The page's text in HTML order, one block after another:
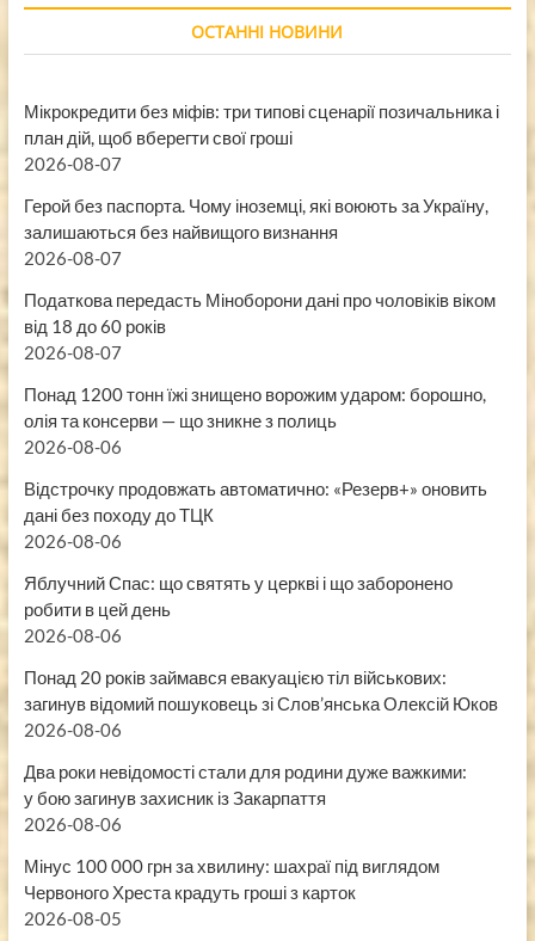
ОСТАННІ НОВИНИ
Мікрокредити без міфів: три типові сценарії позичальника і
план дій, щоб вберегти свої гроші
2026-08-07
Герой без паспорта. Чому іноземці, які воюють за Україну,
залишаються без найвищого визнання
2026-08-07
Податкова передасть Міноборони дані про чоловіків віком
від 18 до 60 років
2026-08-07
Понад 1200 тонн їжі знищено ворожим ударом: борошно,
олія та консерви — що зникне з полиць
2026-08-06
Відстрочку продовжать автоматично: «Резерв+» оновить
дані без походу до ТЦК
2026-08-06
Яблучний Спас: що святять у церкві і що заборонено
робити в цей день
2026-08-06
Понад 20 років займався евакуацією тіл військових:
загинув відомий пошуковець зі Слов’янська Олексій Юков
2026-08-06
Два роки невідомості стали для родини дуже важкими:
у бою загинув захисник із Закарпаття
2026-08-06
Мінус 100 000 грн за хвилину: шахраї під виглядом
Червоного Хреста крадуть гроші з карток
2026-08-05